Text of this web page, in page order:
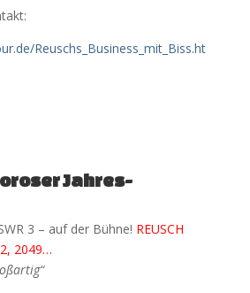
Reuschs_Business_mit_Biss.ht
Jahres-
3 – auf der Bühne! REUSCH
2049…